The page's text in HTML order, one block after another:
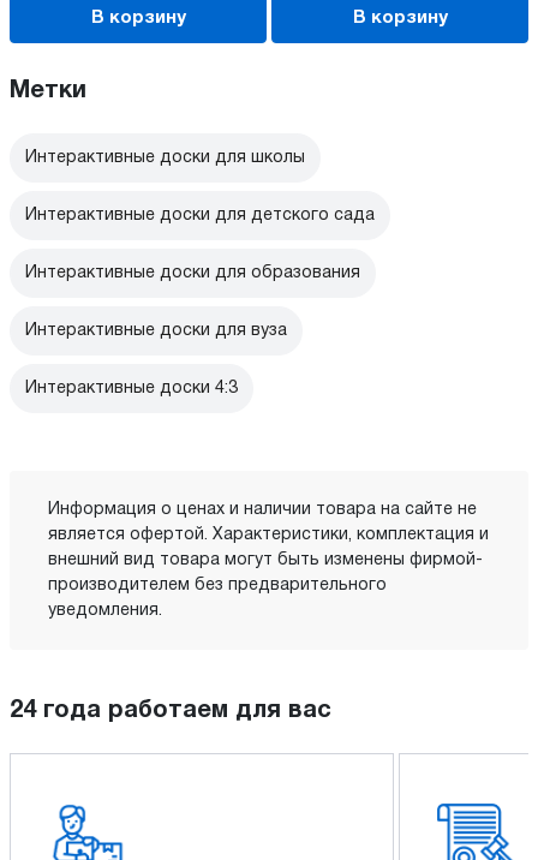
В корзину В корзину
Метки
Интерактивные доски для школы
Интерактивные доски для детского сада
Интерактивные доски для образования
Интерактивные доски для вуза
Интерактивные доски 4:3
Информация о ценах и наличии товара на сайте не
является офертой. Характеристики, комплектация и
внешний вид товара могут быть изменены фирмой-
производителем без предварительного
уведомления.
24 года работаем для вас